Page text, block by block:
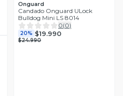
Onguard
Candado Onguard ULock
Bulldog Mini LS 8014
0(0)
20% $19.990
$24.990